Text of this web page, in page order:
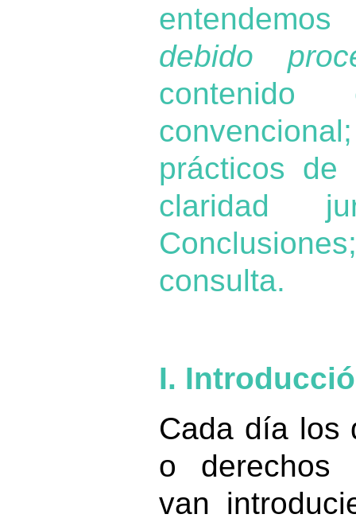
debido
contenido
prácticos
claridad
consulta.
I.
Cada día los
o derechos
van